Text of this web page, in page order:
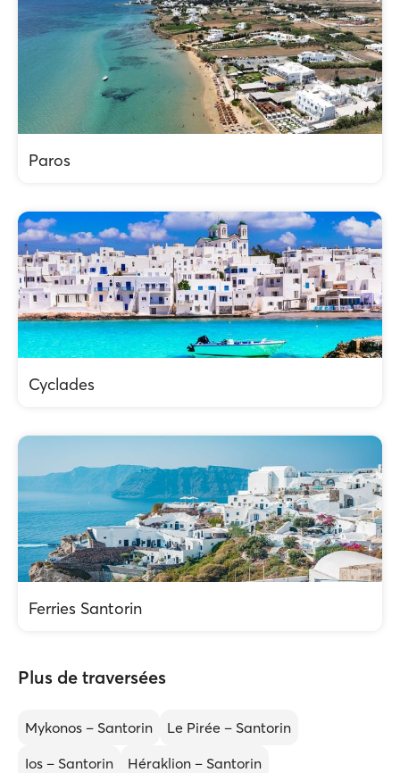
Paros
Cyclades
Ferries Santorin
Plus de traversées
Mykonos – Santorin
Le Pirée – Santorin
Ios – Santorin
Héraklion – Santorin